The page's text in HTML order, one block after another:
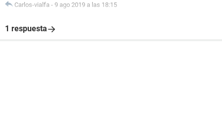
Carlos-vialfa - 9 ago 2019 a las 18:15
1 respuesta